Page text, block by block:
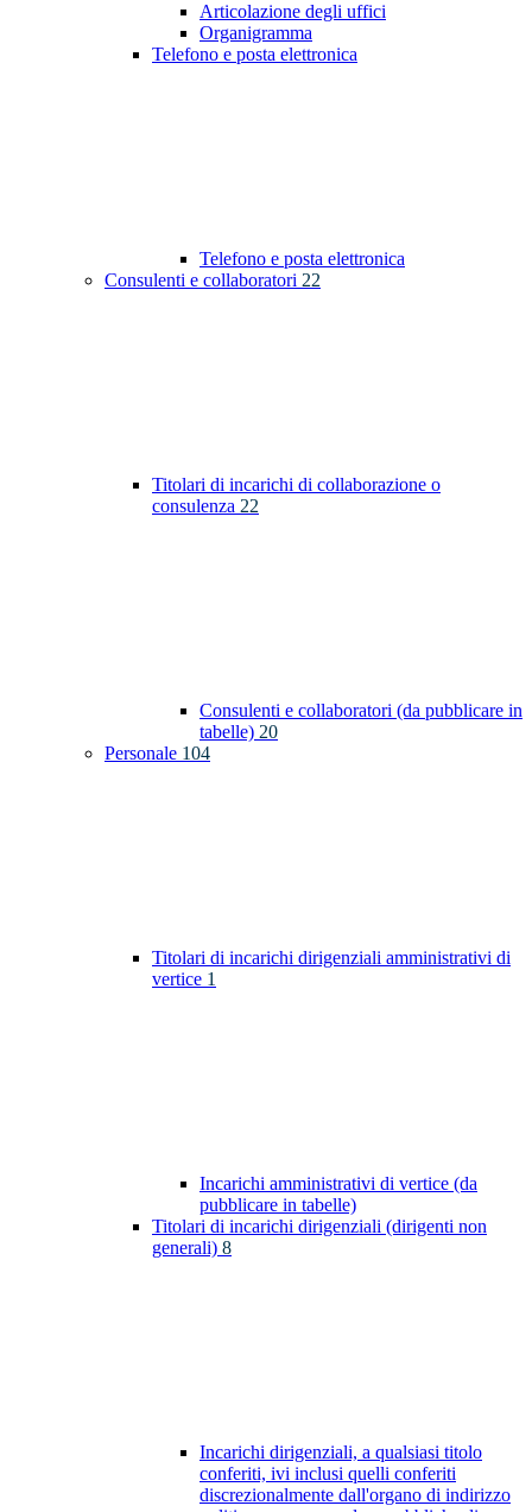
Articolazione degli uffici
Organigramma
Telefono e posta elettronica
Telefono e posta elettronica
Consulenti e collaboratori 22
Titolari di incarichi di collaborazione o
consulenza 22
Consulenti e collaboratori (da pubblicare in
tabelle) 20
Personale 104
Titolari di incarichi dirigenziali amministrativi di
vertice 1
Incarichi amministrativi di vertice (da
pubblicare in tabelle)
Titolari di incarichi dirigenziali (dirigenti non
generali) 8
Incarichi dirigenziali, a qualsiasi titolo
conferiti, ivi inclusi quelli conferiti
discrezionalmente dall'organo di indirizzo